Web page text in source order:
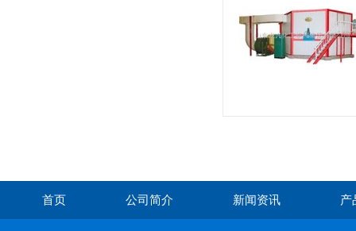
首页 公司简介 新闻资讯 产